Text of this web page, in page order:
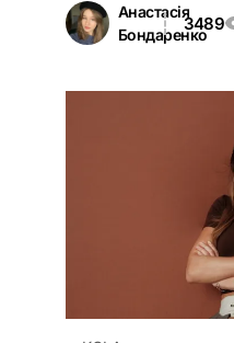
Анастасія
Бондаренко
3489